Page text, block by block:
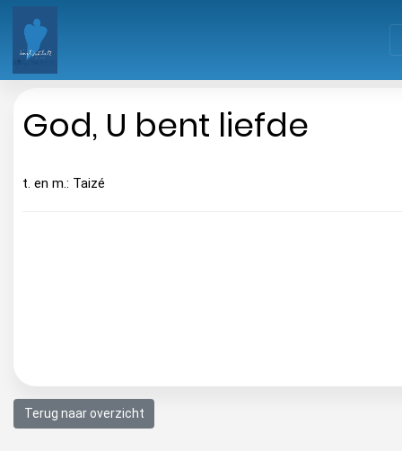
God, U bent liefde
t. en m.: Taizé
Terug naar overzicht